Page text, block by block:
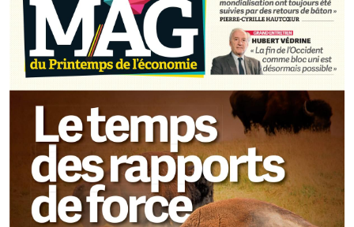
4è édition 2016
3è édition 2015
2è édition 2014
1ère édition 2013